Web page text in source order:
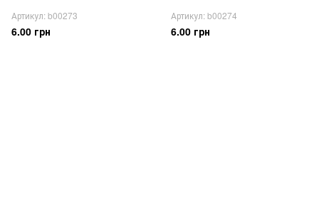
Артикул: b00273
6.00 грн
Артикул: b00274
6.00 грн